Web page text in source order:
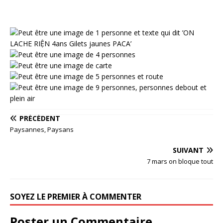
PRÉCÉDENT
Paysannes, Paysans
SUIVANT
7 mars on bloque tout
SOYEZ LE PREMIER À COMMENTER